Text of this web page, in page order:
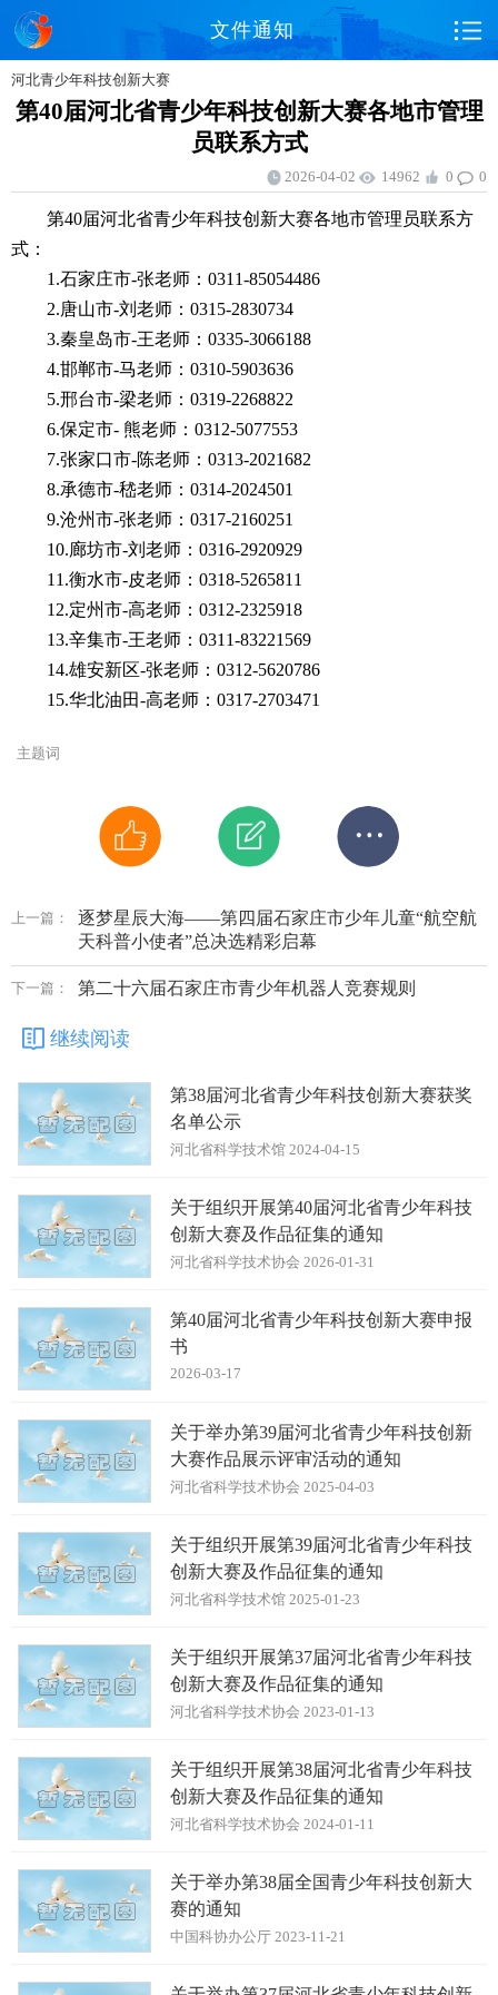
文件通知
河北青少年科技创新大赛
第40届河北省青少年科技创新大赛各地市管理
员联系方式
2026-04-02 14962 0 0
第40届河北省青少年科技创新大赛各地市管理员联系方
式：
1.石家庄市-张老师：0311-85054486
2.唐山市-刘老师：0315-2830734
3.秦皇岛市-王老师：0335-3066188
4.邯郸市-马老师：0310-5903636
5.邢台市-梁老师：0319-2268822
6.保定市- 熊老师：0312-5077553
7.张家口市-陈老师：0313-2021682
8.承德市-嵇老师：0314-2024501
9.沧州市-张老师：0317-2160251
10.廊坊市-刘老师：0316-2920929
11.衡水市-皮老师：0318-5265811
12.定州市-高老师：0312-2325918
13.辛集市-王老师：0311-83221569
14.雄安新区-张老师：0312-5620786
15.华北油田-高老师：0317-2703471
主题词
上一篇：
逐梦星辰大海——第四届石家庄市少年儿童“航空航
天科普小使者”总决选精彩启幕
下一篇： 第二十六届石家庄市青少年机器人竞赛规则
继续阅读
第38届河北省青少年科技创新大赛获奖
名单公示
河北省科学技术馆 2024-04-15
关于组织开展第40届河北省青少年科技
创新大赛及作品征集的通知
河北省科学技术协会 2026-01-31
第40届河北省青少年科技创新大赛申报
书
2026-03-17
关于举办第39届河北省青少年科技创新
大赛作品展示评审活动的通知
河北省科学技术协会 2025-04-03
关于组织开展第39届河北省青少年科技
创新大赛及作品征集的通知
河北省科学技术馆 2025-01-23
关于组织开展第37届河北省青少年科技
创新大赛及作品征集的通知
河北省科学技术协会 2023-01-13
关于组织开展第38届河北省青少年科技
创新大赛及作品征集的通知
河北省科学技术协会 2024-01-11
关于举办第38届全国青少年科技创新大
赛的通知
中国科协办公厅 2023-11-21